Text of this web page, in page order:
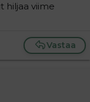
hiljaa viime
Vastaa